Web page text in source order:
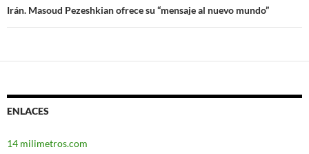
entradas
Irán. Masoud Pezeshkian ofrece su “mensaje al nuevo mundo”
ENLACES
14 milimetros.com